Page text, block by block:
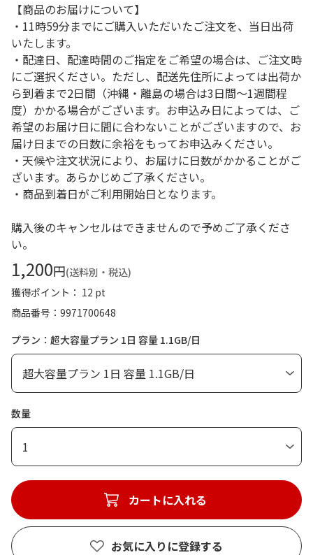
【商品のお届けについて】
・11時59分までにご購入いただいたご注文を、当日出荷
いたします。
・配達日、配達時間のご指定をご希望の場合は、ご注文時
にご選択ください。ただし、配送先住所によっては出荷か
ら到着まで2日間（沖縄・離島の場合は3日間～1週間程
度）かかる場合がございます。お申込み日によっては、ご
希望のお届け日に間に合わないことがございますので、お
届け日までの日数に余裕をもってお申込みください。
・天候や注文状況により、お届けに日数がかかることがご
ざいます。あらかじめご了承ください。
・商品到着日がご利用開始日となります。
購入後のキャンセルはできませんので予めご了承くださ
い。
1,200円(送料別・税込)
獲得ポイント： 12 pt
商品番号
9971700648
プラン：超大容量プラン 1日 容量 1.1GB/日
数量
1
カートに入れる
お気に入りに登録する